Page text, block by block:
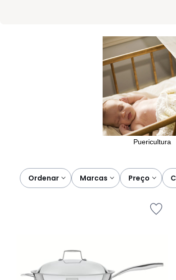
Puericultura
Ordenar marcas preço